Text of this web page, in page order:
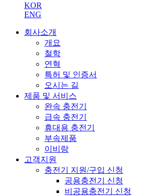
KOR
ENG
회사소개
개요
철학
연혁
특허 및 인증서
오시는 길
제품 및 서비스
완속 충전기
급속 충전기
휴대용 충전기
부속제품
이비랑
고객지원
충전기 지원/구입 신청
공용충전기 신청
비공용충전기 신청